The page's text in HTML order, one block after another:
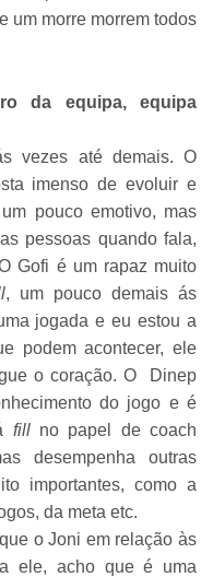
um morre morrem todos
da equipa, equipa
vezes até demais. O
imenso de evoluir e
pouco emotivo, mas
pessoas quando fala,
Gofi é um rapaz muito
, um pouco demais ás
jogada e eu estou a
podem acontecer, ele
o coração. O Dinep
do jogo e é
fillno papel de coach
desempenha outras
importantes, como a
da meta etc.
o Joni em relação às
ele, acho que é uma